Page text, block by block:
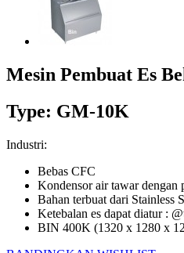
Mesin Pembuat Es
Type: GM-10K
Industri:
Bebas CFC
Kondensor air tawar dengan
Bahan terbuat dari Stainless
Ketebalan es dapat diatur :
BIN 400K (1320 x 1280 x